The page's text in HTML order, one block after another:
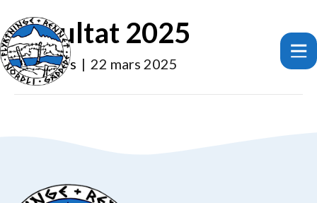
Resultat 2025
Avanders | 22 mars 2025